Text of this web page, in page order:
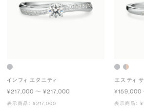
インフィ エタニティ
¥217,000 〜 ¥217,000
表示商品： ¥217,000
エスティ
¥159,000
表示商品：